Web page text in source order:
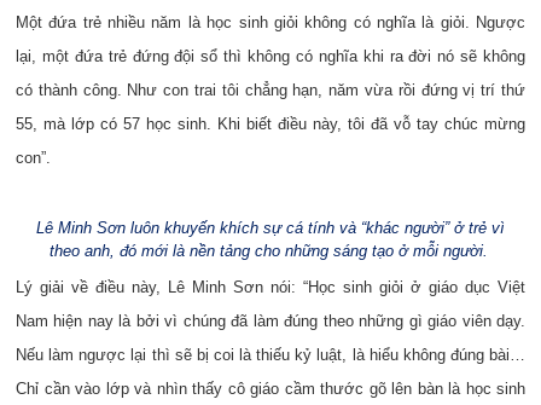
Một đứa trẻ nhiều năm là học sinh giỏi không có nghĩa là giỏi. Ngược
lại, một đứa trẻ đứng đội sổ thì không có nghĩa khi ra đời nó sẽ không
có thành công. Như con trai tôi chẳng hạn, năm vừa rồi đứng vị trí thứ
55, mà lớp có 57 học sinh. Khi biết điều này, tôi đã vỗ tay chúc mừng
con”.
Lê Minh Sơn luôn khuyến khích sự cá tính và “khác người” ở trẻ vì
theo anh, đó mới là nền tảng cho những sáng tạo ở mỗi người.
Lý giải về điều này, Lê Minh Sơn nói: “Học sinh giỏi ở giáo dục Việt
Nam hiện nay là bởi vì chúng đã làm đúng theo những gì giáo viên dạy.
Nếu làm ngược lại thì sẽ bị coi là thiếu kỷ luật, là hiểu không đúng bài…
Chỉ cần vào lớp và nhìn thấy cô giáo cầm thước gõ lên bàn là học sinh